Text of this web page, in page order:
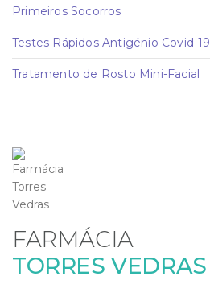
Primeiros Socorros
Testes Rápidos Antigénio Covid-19
Tratamento de Rosto Mini-Facial
FARMÁCIA
TORRES VEDRAS